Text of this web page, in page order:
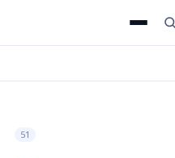
51